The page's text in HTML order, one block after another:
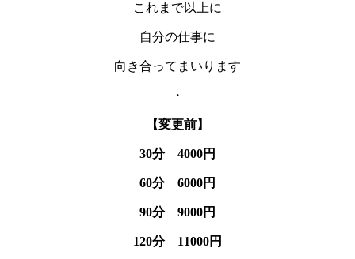
これまで以上に
自分の仕事に
向き合ってまいります
・
【変更前】
30分 4000円
60分 6000円
90分 9000円
120分 11000円